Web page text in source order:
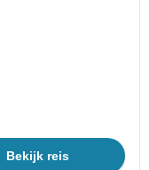
Bekijk reis